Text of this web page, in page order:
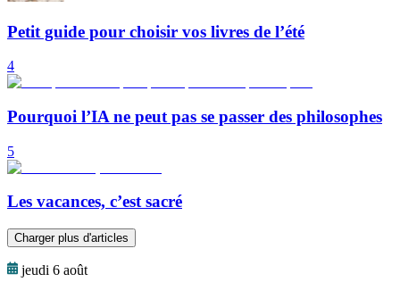
Petit guide pour choisir vos livres de l’été
4
Pourquoi l’IA ne peut pas se passer des philosophes
5
Les vacances, c’est sacré
Charger plus d'articles
jeudi 6 août